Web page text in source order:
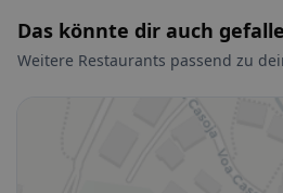
Das könnte dir auch
Weitere Restaurants passend zu